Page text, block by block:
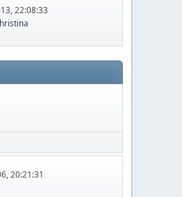
22:08:33
20:21:31